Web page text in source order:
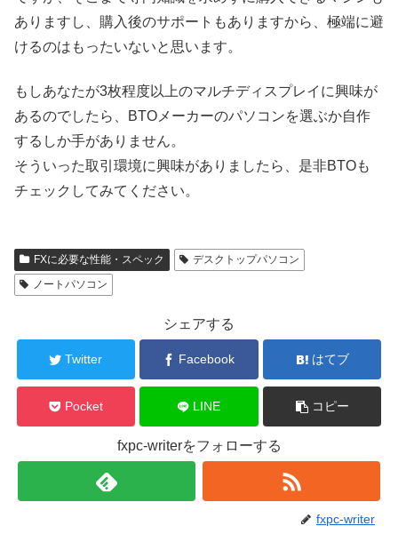
ありますし、購入後のサポートもありますから、極端に避
けるのはもったいないと思います。
もしあなたが3枚程度以上のマルチディスプレイに興味が
あるのでしたら、BTOメーカーのパソコンを選ぶか自作
するしか手がありません。
そういった取引環境に興味がありましたら、是非BTOも
チェックしてみてください。
FXに必要な性能・スペック
デスクトップパソコン
ノートパソコン
シェアする
Twitter Facebook はてブ
Pocket LINE コピー
fxpc-writerをフォローする
fxpc-writer